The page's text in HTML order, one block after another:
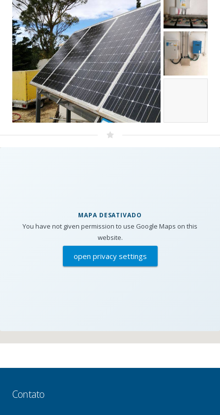
MAPA DESATIVADO
You have not given permission to use Google Maps on this
website.
open privacy settings
Contato